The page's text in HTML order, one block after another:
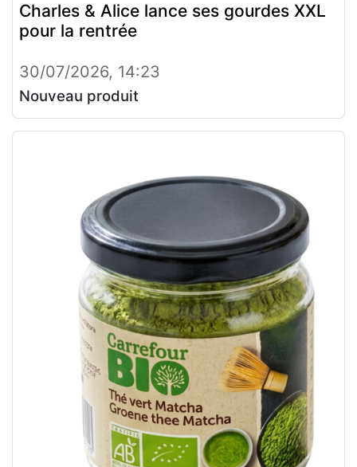
Charles & Alice lance ses gourdes XXL
pour la rentrée
30/07/2026, 14:23
Nouveau produit